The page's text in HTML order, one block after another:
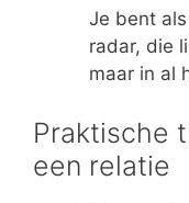
Je bent
radar, die
maar in al
Praktische
een relatie